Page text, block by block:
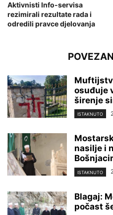
Aktivnisti Info-servisa
rezimirali rezultate rada i
odredili pravce djelovanja
osuđuje
širenje
ISTAKNUTO
nasilje i
ISTAKNUTO
Blagaj:
počast